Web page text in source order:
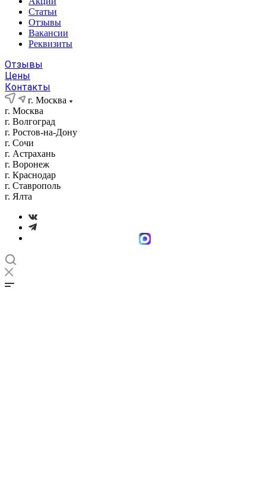
Статьи
Отзывы
Вакансии
Реквизиты
Отзывы
Цены
Контакты
г. Москва
г. Москва
г. Волгоград
г. Ростов-на-Дону
г. Сочи
г. Астрахань
г. Воронеж
г. Краснодар
г. Ставрополь
г. Ялта